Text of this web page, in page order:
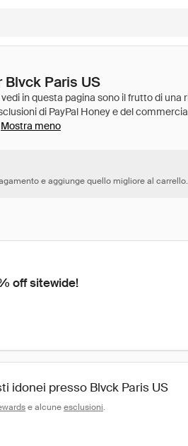
Paris US
Mostra meno
e aggiunge quello migliore al carrello.
off sitewide!
idonei presso Blvck Paris US
e alcune esclusioni.